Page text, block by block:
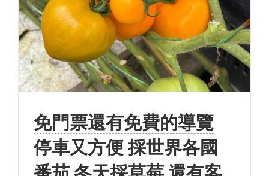
免門票還有免費的導覽
停車又方便 採世界各國